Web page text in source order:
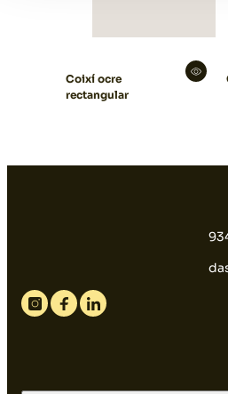
Coixí ocre
rectangular
Instagram
FacebookLinkedin